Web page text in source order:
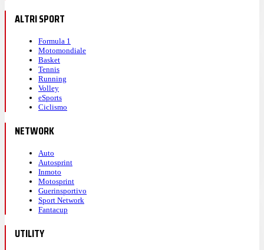
ALTRI SPORT
Formula 1
Motomondiale
Basket
Tennis
Running
Volley
eSports
Ciclismo
NETWORK
Auto
Autosprint
Inmoto
Motosprint
Guerinsportivo
Sport Network
Fantacup
UTILITY